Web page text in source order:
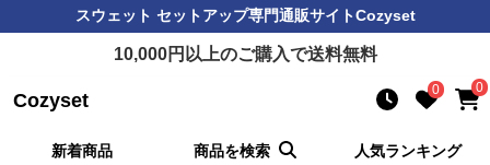
スウェット セットアップ専門通販サイトCozyset
10,000円以上のご購入で送料無料
Cozyset 0 0
新着商品 商品を検索 人気ランキング